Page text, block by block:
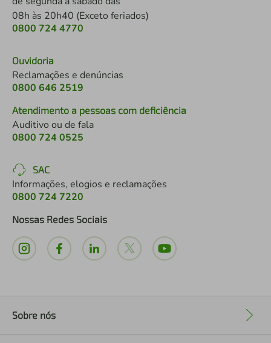
08h às 20h40 (Exceto feriados)
0800 724 4770
Ouvidoria
Reclamações e denúncias
0800 646 2519
Atendimento a pessoas com deficiência
Auditivo ou de fala
0800 724 0525
SAC
Informações, elogios e reclamações
0800 724 7220
Nossas Redes Sociais
Sobre nós